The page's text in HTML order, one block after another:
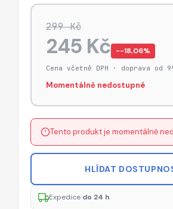
299 Kč
245 Kč −-18,06%
Cena včetně DPH · doprava od
Momentálně nedostupné
Tento produkt je momentálně
HLÍDAT
Expedice do 24 h